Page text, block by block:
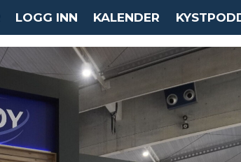
LOGG INN KALENDER